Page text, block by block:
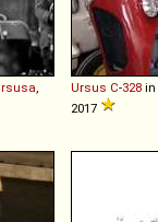
Ursus C-328 in
2017